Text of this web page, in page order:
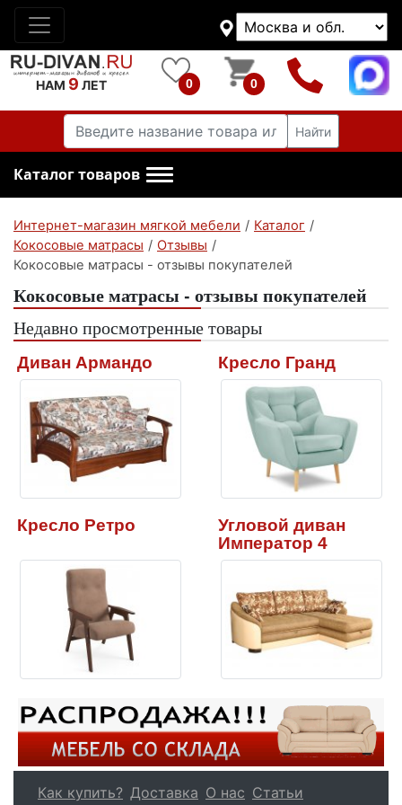
НАМ 9 ЛЕТ 0 0
Найти
Каталог товаров
Интернет-магазин мягкой мебели / Каталог /
Кокосовые матрасы / Отзывы /
Кокосовые матрасы - отзывы покупателей
Кокосовые матрасы - отзывы покупателей
Недавно просмотренные товары
Диван Армандо Кресло Гранд
Кресло Ретро
Угловой диван
Император 4
Как купить? Доставка О нас Статьи